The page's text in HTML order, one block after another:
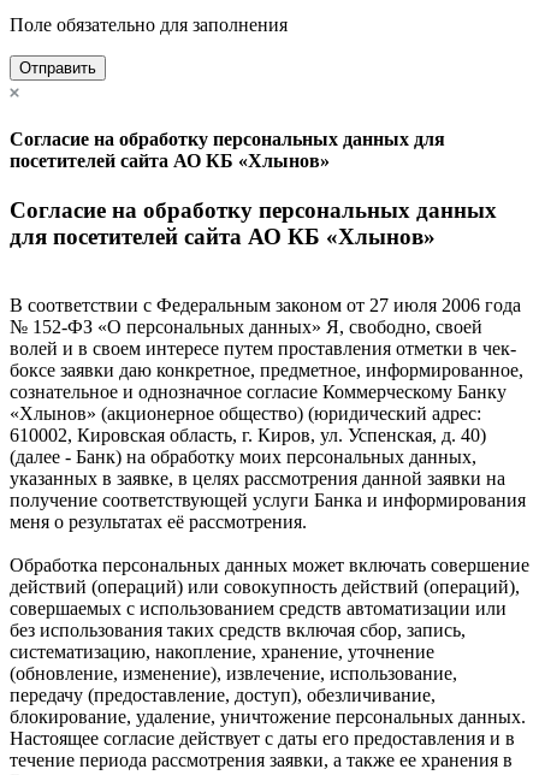
Поле обязательно для заполнения
Отправить
Согласие на обработку персональных данных для
посетителей сайта АО КБ «Хлынов»
Согласие на обработку персональных данных
для посетителей сайта АО КБ «Хлынов»
В соответствии с Федеральным законом от 27 июля 2006 года
№ 152-ФЗ «О персональных данных» Я, свободно, своей
волей и в своем интересе путем проставления отметки в чек-
боксе заявки даю конкретное, предметное, информированное,
сознательное и однозначное согласие Коммерческому Банку
«Хлынов» (акционерное общество) (юридический адрес:
610002, Кировская область, г. Киров, ул. Успенская, д. 40)
(далее - Банк) на обработку моих персональных данных,
указанных в заявке, в целях рассмотрения данной заявки на
получение соответствующей услуги Банка и информирования
меня о результатах её рассмотрения.
Обработка персональных данных может включать совершение
действий (операций) или совокупность действий (операций),
совершаемых с использованием средств автоматизации или
без использования таких средств включая сбор, запись,
систематизацию, накопление, хранение, уточнение
(обновление, изменение), извлечение, использование,
передачу (предоставление, доступ), обезличивание,
блокирование, удаление, уничтожение персональных данных.
Настоящее согласие действует с даты его предоставления и в
течение периода рассмотрения заявки, а также ее хранения в